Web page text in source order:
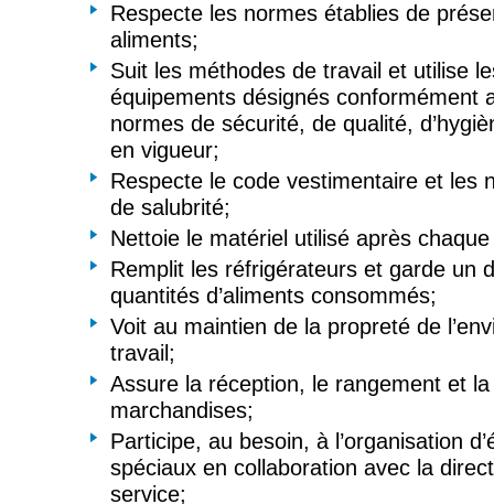
Respecte les normes établies de
aliments;
Suit les méthodes de travail et utilise
équipements désignés conformément
normes de sécurité, de qualité,
en vigueur;
Respecte le code vestimentaire et les
de salubrité;
Nettoie le matériel utilisé après
Remplit les réfrigérateurs et garde un
quantités d’aliments consommés;
Voit au maintien de la propreté de
travail;
Assure la réception, le rangement et
marchandises;
Participe, au besoin, à l’organisation
spéciaux en collaboration avec la
service;